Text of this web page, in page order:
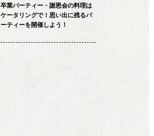
卒業パーティー・謝恩会の料理は
ケータリングで！思い出に残るパ
ーティーを開催しよう！